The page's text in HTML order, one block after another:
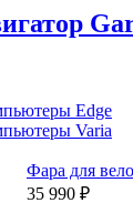
Edge
Varia
Фара для
35 990 ₽